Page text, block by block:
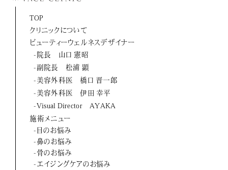
-AYAKA
よくあるご質問
お問い合わせ
アクセス
採用情報
美容医療初のトータルビューティブランド
ORTUS HARMONY
TOP
クリニックについて
ビューティーウェルネスデザイナー
-院長 山口 憲昭
-副院長 松浦 顕
-美容外科医 橋口 晋一郎
-美容外科医 伊田 幸平
-Visual Director AYAKA
施術メニュー
-目のお悩み
-鼻のお悩み
-骨のお悩み
-エイジングケアのお悩み